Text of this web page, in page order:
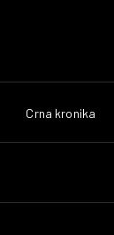
Crna kronika